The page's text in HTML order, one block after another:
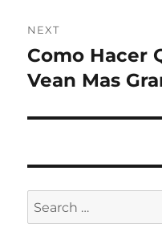
NEXT
Next
post:
Como Hacer
Vean Mas
Search
for: